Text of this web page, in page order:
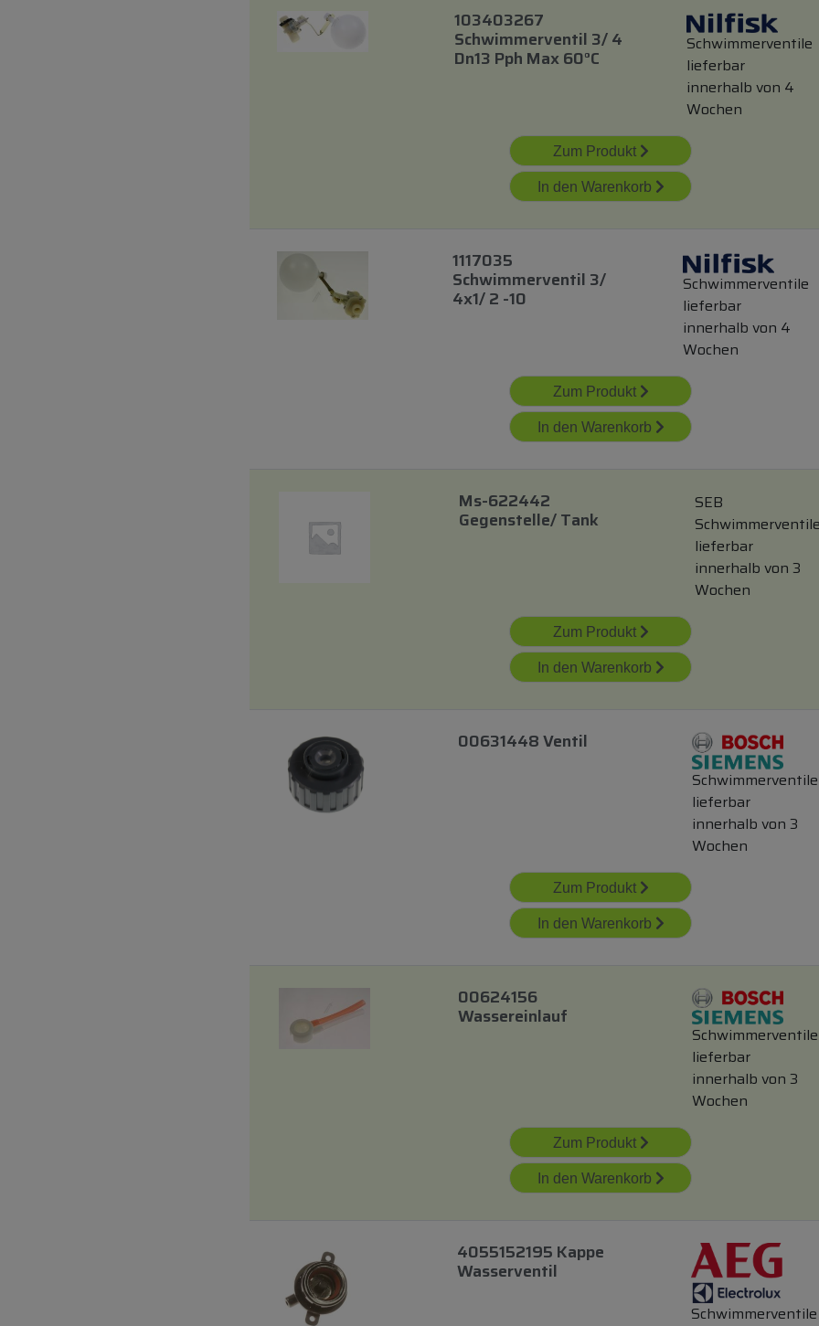
103403267
Schwimmerventil 3/ 4
Dn13 Pph Max 60°c
Schwimmerventile
lieferbar
innerhalb von 4
Wochen
Zum Produkt
In den Warenkorb
1117035
Schwimmerventil 3/
4x1/ 2 -10
Schwimmerventile
lieferbar
innerhalb von 4
Wochen
Zum Produkt
In den Warenkorb
Ms-622442
Gegenstelle/ Tank
SEB
Schwimmerventile
lieferbar
innerhalb von 3
Wochen
Zum Produkt
In den Warenkorb
00631448 Ventil
Schwimmerventile
lieferbar
innerhalb von 3
Wochen
Zum Produkt
In den Warenkorb
00624156
Wassereinlauf
Schwimmerventile
lieferbar
innerhalb von 3
Wochen
Zum Produkt
In den Warenkorb
4055152195 Kappe
Wasserventil
Schwimmerventile